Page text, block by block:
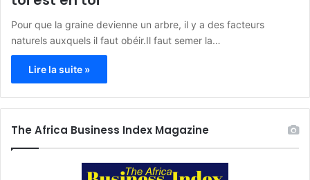
Pour que la graine devienne un arbre, il y a des facteurs
naturels auxquels il faut obéir.Il faut semer la…
Lire la suite »
The Africa Business Index Magazine